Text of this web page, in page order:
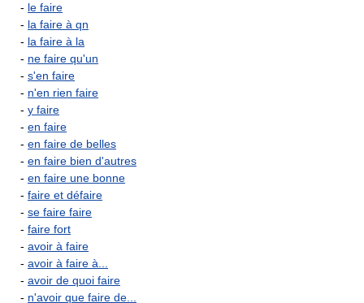
- le faire
- la faire à qn
- la faire à la
- ne faire qu'un
- s'en faire
- n'en rien faire
- y faire
- en faire
- en faire de belles
- en faire bien d'autres
- en faire une bonne
- faire et défaire
- se faire faire
- faire fort
- avoir à faire
- avoir à faire à...
- avoir de quoi faire
- n'avoir que faire de...